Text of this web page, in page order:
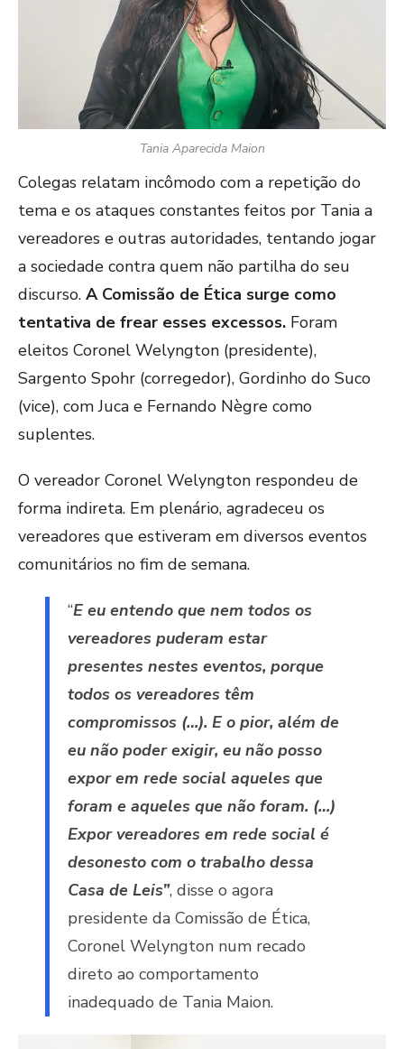
Tania Aparecida Maion
Colegas relatam incômodo com a repetição do
tema e os ataques constantes feitos por Tania a
vereadores e outras autoridades, tentando jogar
a sociedade contra quem não partilha do seu
discurso. A Comissão de Ética surge como
tentativa de frear esses excessos. Foram
eleitos Coronel Welyngton (presidente),
Sargento Spohr (corregedor), Gordinho do Suco
(vice), com Juca e Fernando Nègre como
suplentes.
O vereador Coronel Welyngton respondeu de
forma indireta. Em plenário, agradeceu os
vereadores que estiveram em diversos eventos
comunitários no fim de semana.
“E eu entendo que nem todos os
vereadores puderam estar
presentes nestes eventos, porque
todos os vereadores têm
compromissos (…). E o pior, além de
eu não poder exigir, eu não posso
expor em rede social aqueles que
foram e aqueles que não foram. (…)
Expor vereadores em rede social é
desonesto com o trabalho dessa
Casa de Leis”, disse o agora
presidente da Comissão de Ética,
Coronel Welyngton num recado
direto ao comportamento
inadequado de Tania Maion.